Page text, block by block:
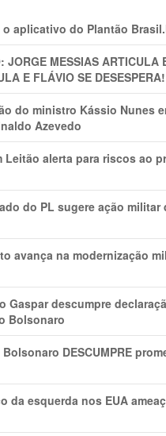
o aplicativo do Plantão
JORGE MESSIAS ARTICULA
E FLÁVIO SE
do ministro Kássio Nunes
Azevedo
Leitão alerta para riscos ao
do PL sugere ação
avança na modernização
Gaspar descumpre
Bolsonaro
DESCUMPRE
da esquerda nos EUA